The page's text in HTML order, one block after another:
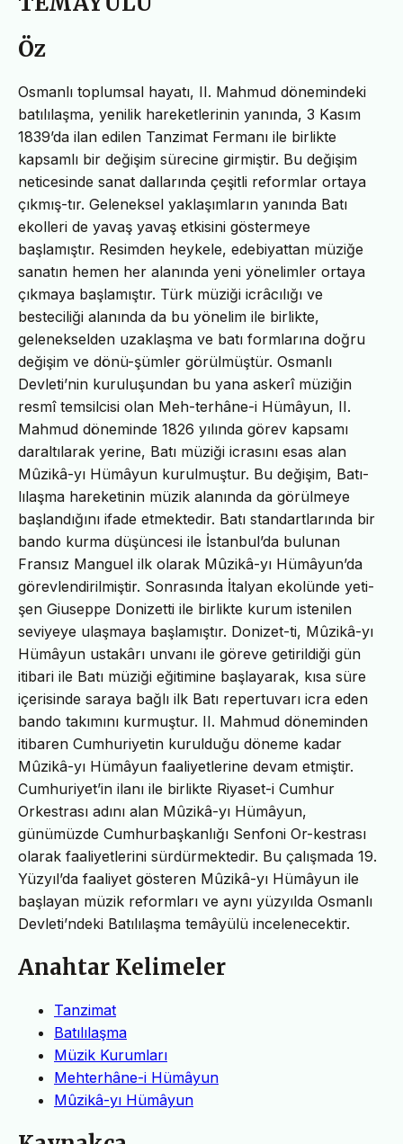
Öz
Osmanlı toplumsal hayatı, II. Mahmud dönemindeki
batılılaşma, yenilik hareketlerinin yanında, 3 Kasım
1839’da ilan edilen Tanzimat Fermanı ile birlikte
kapsamlı bir değişim sürecine girmiştir. Bu değişim
neticesinde sanat dallarında çeşitli reformlar ortaya
çıkmış-tır. Geleneksel yaklaşımların yanında Batı
ekolleri de yavaş yavaş etkisini göstermeye
başlamıştır. Resimden heykele, edebiyattan müziğe
sanatın hemen her alanında yeni yönelimler ortaya
çıkmaya başlamıştır. Türk müziği icrâcılığı ve
besteciliği alanında da bu yönelim ile birlikte,
gelenekselden uzaklaşma ve batı formlarına doğru
değişim ve dönü-şümler görülmüştür. Osmanlı
Devleti’nin kuruluşundan bu yana askerî müziğin
resmî temsilcisi olan Meh-terhâne-i Hümâyun, II.
Mahmud döneminde 1826 yılında görev kapsamı
daraltılarak yerine, Batı müziği icrasını esas alan
Mûzikâ-yı Hümâyun kurulmuştur. Bu değişim, Batı-
lılaşma hareketinin müzik alanında da görülmeye
başlandığını ifade etmektedir. Batı standartlarında bir
bando kurma düşüncesi ile İstanbul’da bulunan
Fransız Manguel ilk olarak Mûzikâ-yı Hümâyun’da
görevlendirilmiştir. Sonrasında İtalyan ekolünde yeti-
şen Giuseppe Donizetti ile birlikte kurum istenilen
seviyeye ulaşmaya başlamıştır. Donizet-ti, Mûzikâ-yı
Hümâyun ustakârı unvanı ile göreve getirildiği gün
itibari ile Batı müziği eğitimine başlayarak, kısa süre
içerisinde saraya bağlı ilk Batı repertuvarı icra eden
bando takımını kurmuştur. II. Mahmud döneminden
itibaren Cumhuriyetin kurulduğu döneme kadar
Mûzikâ-yı Hümâyun faaliyetlerine devam etmiştir.
Cumhuriyet’in ilanı ile birlikte Riyaset-i Cumhur
Orkestrası adını alan Mûzikâ-yı Hümâyun,
günümüzde Cumhurbaşkanlığı Senfoni Or-kestrası
olarak faaliyetlerini sürdürmektedir. Bu çalışmada 19.
Yüzyıl’da faaliyet gösteren Mûzikâ-yı Hümâyun ile
başlayan müzik reformları ve aynı yüzyılda Osmanlı
Devleti’ndeki Batılılaşma temâyülü incelenecektir.
Anahtar Kelimeler
Tanzimat
Batılılaşma
Müzik Kurumları
Mehterhâne-i Hümâyun
Mûzikâ-yı Hümâyun